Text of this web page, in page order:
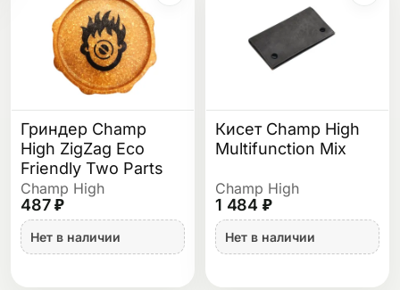
Гриндер Champ
High ZigZag Eco
Friendly Two Parts
Champ High
487 ₽
Нет в наличии
Кисет Champ High
Multifunction Mix
Champ High
1 484 ₽
Нет в наличии